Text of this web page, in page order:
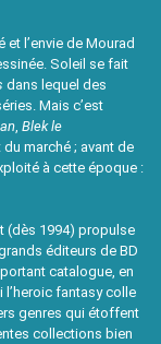
et l’envie de Mourad
Soleil se fait
dans lequel des
Mais c’est
, Blek le
marché ; avant de
à cette époque :
(dès 1994) propulse
éditeurs de BD
catalogue, en
fantasy colle
genres qui étoffent
collections bien